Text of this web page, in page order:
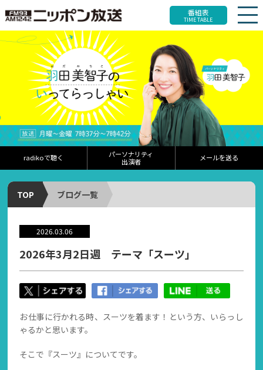
番組表
TIME TABLE
radikoで聴く
パーソナリティ
出演者
メールを送る
TOP ブログ一覧
2026.03.06
2026年3月2日週 テーマ「スーツ」
お仕事に行かれる時、スーツを着ます！という方、いらっし
ゃるかと思います。
そこで『スーツ』についてです。